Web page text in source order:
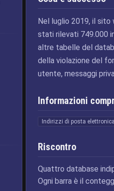
Nel luglio 2019, il sito
stati rilevati 749.000
altre tabelle del
della violazione del
utente, messaggi
Informazioni
Indirizzi di posta elettronica
Riscontro
Quattro database
Ogni barra è il